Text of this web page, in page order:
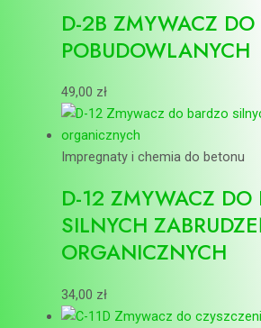
D-2B ZMYWACZ DO
POBUDOWLANYCH
49,00 zł
Impregnaty i chemia do betonu
D-12 ZMYWACZ DO
SILNYCH
ORGANICZNYCH
34,00 zł